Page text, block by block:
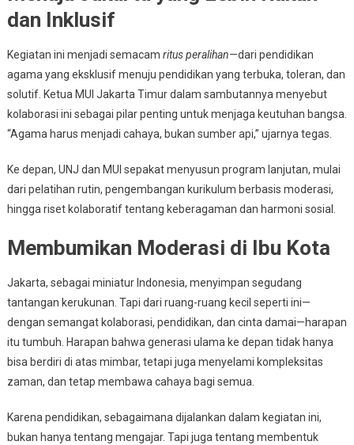
dan Inklusif
Kegiatan ini menjadi semacam ritus peralihan—dari pendidikan
agama yang eksklusif menuju pendidikan yang terbuka, toleran, dan
solutif. Ketua MUI Jakarta Timur dalam sambutannya menyebut
kolaborasi ini sebagai pilar penting untuk menjaga keutuhan bangsa.
“Agama harus menjadi cahaya, bukan sumber api,” ujarnya tegas.
Ke depan, UNJ dan MUI sepakat menyusun program lanjutan, mulai
dari pelatihan rutin, pengembangan kurikulum berbasis moderasi,
hingga riset kolaboratif tentang keberagaman dan harmoni sosial.
Membumikan Moderasi di Ibu Kota
Jakarta, sebagai miniatur Indonesia, menyimpan segudang
tantangan kerukunan. Tapi dari ruang-ruang kecil seperti ini—
dengan semangat kolaborasi, pendidikan, dan cinta damai—harapan
itu tumbuh. Harapan bahwa generasi ulama ke depan tidak hanya
bisa berdiri di atas mimbar, tetapi juga menyelami kompleksitas
zaman, dan tetap membawa cahaya bagi semua.
Karena pendidikan, sebagaimana dijalankan dalam kegiatan ini,
bukan hanya tentang mengajar. Tapi juga tentang membentuk